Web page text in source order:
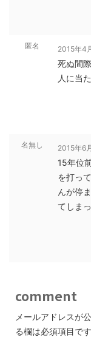
匿名 2015年4
死ぬ間
人に当
名無し 2015年6
15年位
を打っ
んが停
てしま
comment
メールアドレスが
る欄は必須項目です